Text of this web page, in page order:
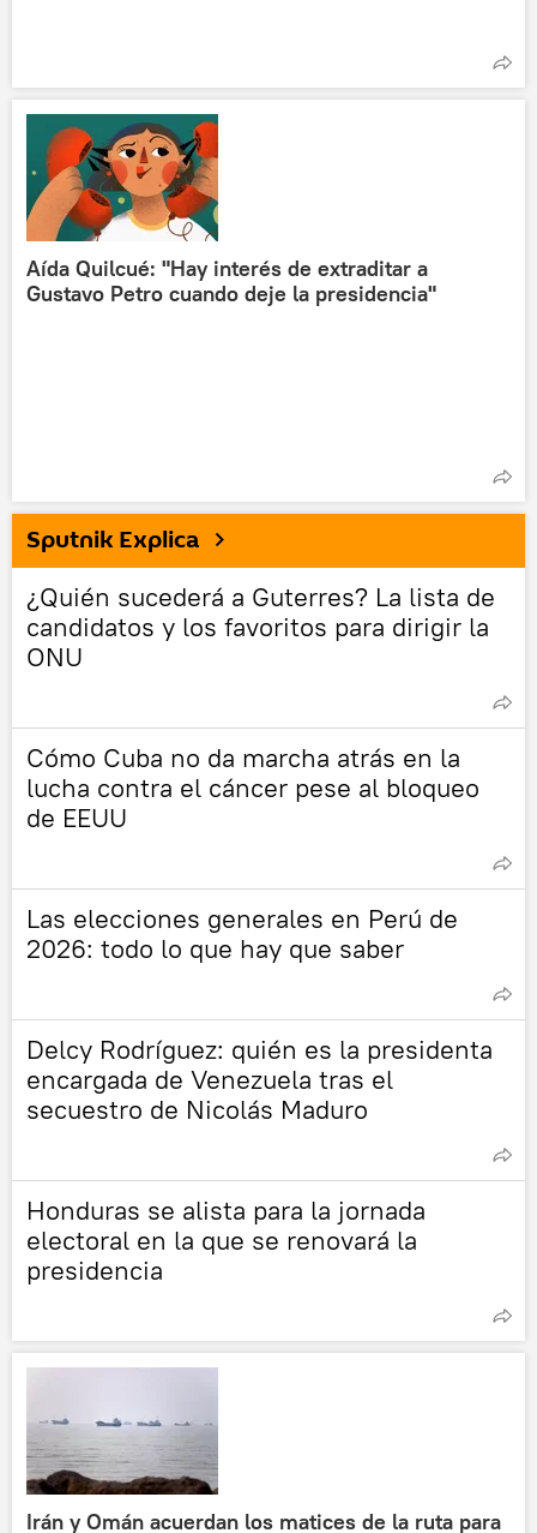
Aída Quilcué: "Hay interés de extraditar a
Gustavo Petro cuando deje la presidencia"
Sputnik Explica
¿Quién sucederá a Guterres? La lista de
candidatos y los favoritos para dirigir la
ONU
Cómo Cuba no da marcha atrás en la
lucha contra el cáncer pese al bloqueo
de EEUU
Las elecciones generales en Perú de
2026: todo lo que hay que saber
Delcy Rodríguez: quién es la presidenta
encargada de Venezuela tras el
secuestro de Nicolás Maduro
Honduras se alista para la jornada
electoral en la que se renovará la
presidencia
Irán y Omán acuerdan los matices de la ruta para